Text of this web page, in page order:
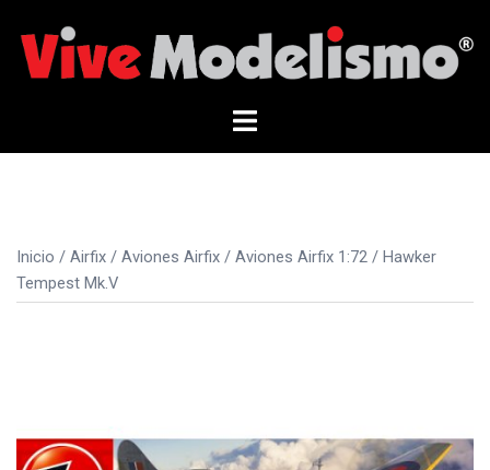
contenido
Alternar
Inicio / Airfix / Aviones Airfix / Aviones Airfix 1:72 / Hawker
Tempest Mk.V